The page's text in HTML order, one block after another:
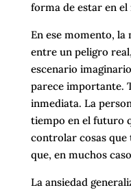
forma de estar en el
En ese momento,
entre un peligro
escenario
parece importante.
inmediata. La
tiempo en el futuro
controlar cosas
que, en muchos
La ansiedad